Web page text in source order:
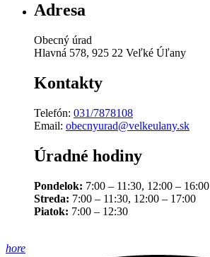
Adresa
Obecný úrad
Hlavná 578, 925 22 Veľké Úľany
Kontakty
Telefón: 031/7878108
Email: obecnyurad@velkeulany.sk
Úradné hodiny
Pondelok: 7:00 – 11:30, 12:00 – 16:00
Streda: 7:00 – 11:30, 12:00 – 17:00
Piatok: 7:00 – 12:30
hore